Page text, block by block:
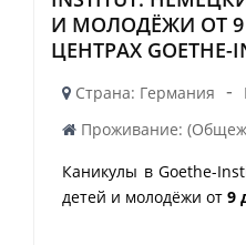
И МОЛОДЁЖИ ОТ 9
ЦЕНТРАХ GOETHE-
Страна: Германия -
Проживание:
Каникулы в Goethe-
детей и молодёжи от 9